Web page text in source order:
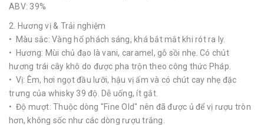
ABV: 39%
2. Hương vị & Trải nghiệm
• Màu sắc: Vàng hổ phách sáng, khá bắt mắt khi rót ra ly.
• Hương: Mùi chủ đạo là vani, caramel, gỗ sồi nhẹ. Có chút
hương trái cây khô do được pha trộn theo công thức Pháp.
• Vị: Êm, hơi ngọt đầu lưỡi, hậu vị ấm và có chút cay nhẹ đặc
trưng của whisky 39 độ. Dễ uống, ít gắt.
• Độ mượt: Thuộc dòng "Fine Old" nên đã được ủ để vị rượu tròn
hơn, không sốc như các dòng rượu trắng.